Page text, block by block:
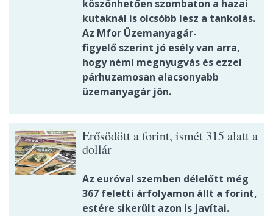
köszönhetően szombaton a hazai
kutaknál is olcsóbb lesz a tankolás.
Az Mfor Üzemanyagár-
figyelő szerint jó esély van arra,
hogy némi megnyugvás és ezzel
párhuzamosan alacsonyabb
üzemanyagár jön.
Erősödött a forint, ismét 315 alatt a
dollár
Az euróval szemben délelőtt még
367 feletti árfolyamon állt a forint,
estére sikerült azon is javítai.